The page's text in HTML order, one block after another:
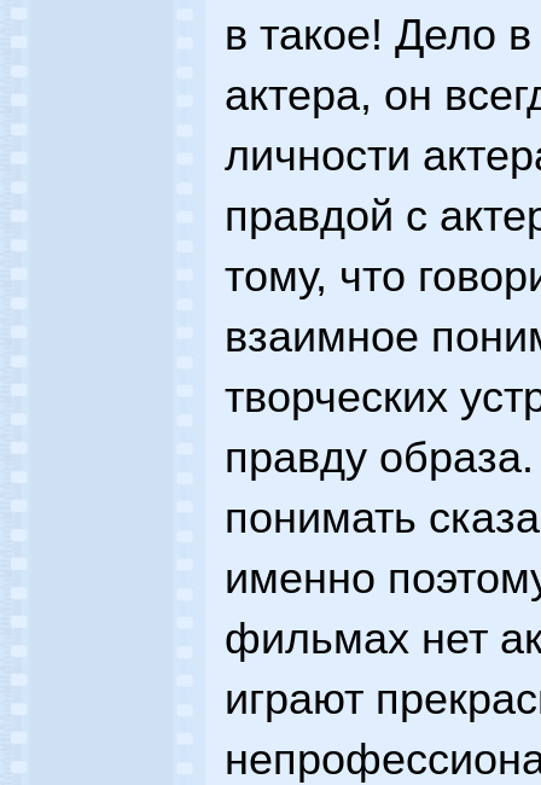
в такое! Дело
актера, он
личности
правдой с
тому, что
взаимное
творческих
правду
понимать
именно
фильмах нет
играют